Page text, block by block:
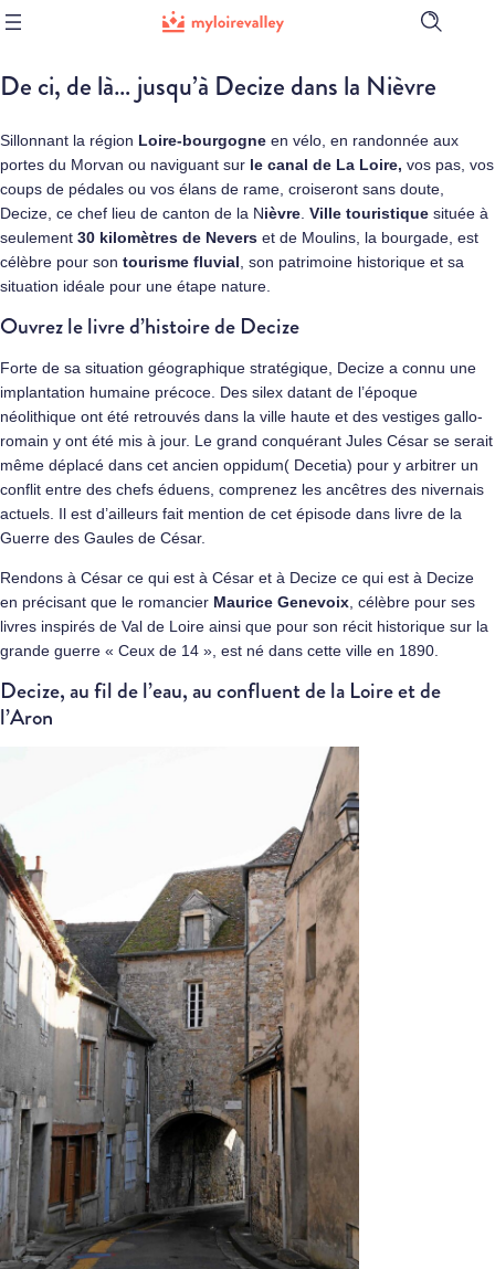
Ouvrir
de
De ci, de là… jusqu’à Decize dans la Nièvre
Sillonnant la région Loire-bourgogne en vélo, en randonnée aux
portes du Morvan ou naviguant sur le canal de La Loire, vos pas, vos
coups de pédales ou vos élans de rame, croiseront sans doute,
Decize, ce chef lieu de canton de la Nièvre Ville touristique située à
seulement 30 kilomètres de Nevers et de Moulins, la bourgade, est
célèbre pour son tourisme fluvial , son patrimoine historique et sa
situation idéale pour une étape nature.
Ouvrez le livre d’histoire de Decize
Forte de sa situation géographique stratégique, Decize a connu une
implantation humaine précoce. Des silex datant de l’époque
néolithique ont été retrouvés dans la ville haute et des vestiges gallo-
romain y ont été mis à jour. Le grand conquérant Jules César se serait
même déplacé dans cet ancien oppidum( Decetia) pour y arbitrer un
conflit entre des chefs éduens, comprenez les ancêtres des nivernais
actuels. Il est d’ailleurs fait mention de cet épisode dans livre de la
Guerre des Gaules de César.
Rendons à César ce qui est à César et à Decize ce qui est à Decize
en précisant que le romancier Maurice Genevoix , célèbre pour ses
livres inspirés de Val de Loire ainsi que pour son récit historique sur la
grande guerre « Ceux de 14 », est né dans cette ville en 1890.
Decize, au fil de l’eau, au confluent de la Loire et de
l’Aron